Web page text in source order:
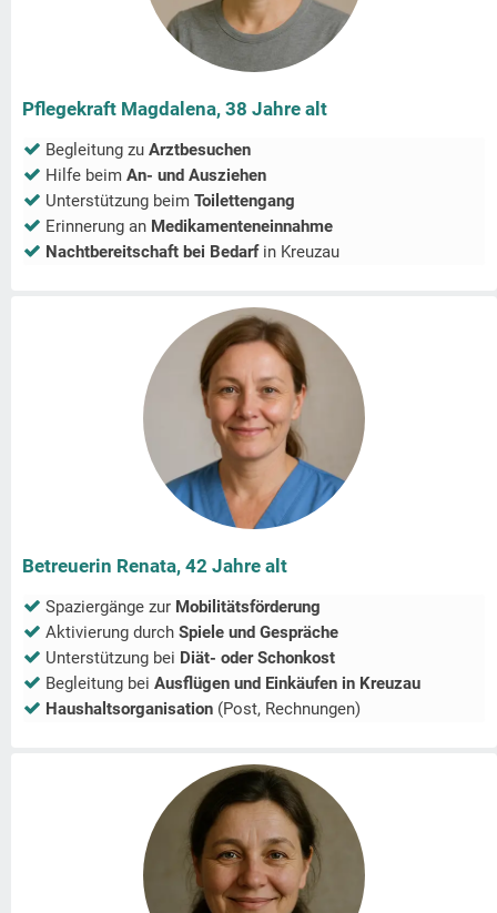
Pflegekraft Magdalena, 38 Jahre alt
Begleitung zu Arztbesuchen
Hilfe beim An- und Ausziehen
Unterstützung beim Toilettengang
Erinnerung an Medikamenteneinnahme
Nachtbereitschaft bei Bedarfin Kreuzau
Betreuerin Renata, 42 Jahre alt
Spaziergänge zur Mobilitätsförderung
Aktivierung durch Spiele und Gespräche
Unterstützung bei Diät- oder Schonkost
Begleitung bei Ausflügen und Einkäufen in Kreuzau
Haushaltsorganisation (Post, Rechnungen)